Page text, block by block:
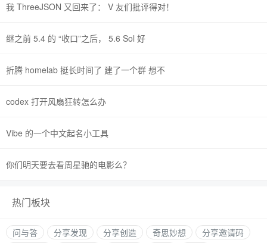
我 ThreeJSON 又回来了： V 友们批评得对！
继之前 5.4 的 “收口”之后， 5.6 Sol 好
折腾 homelab 挺长时间了 建了一个群 想不
codex 打开风扇狂转怎么办
Vibe 的一个中文起名小工具
你们明天要去看周星驰的电影么？
热门板块
问与答 分享发现 分享创造 奇思妙想
分享邀请码